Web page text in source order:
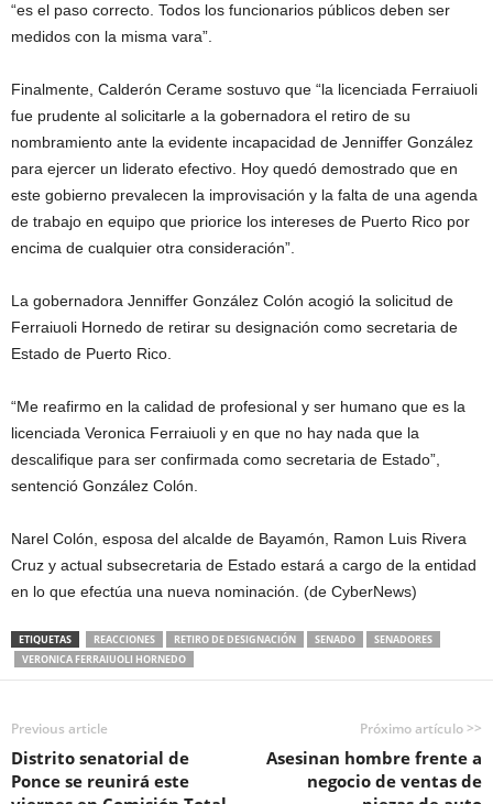
“es el paso correcto. Todos los funcionarios públicos deben ser
medidos con la misma vara”.
Finalmente, Calderón Cerame sostuvo que “la licenciada Ferraiuoli
fue prudente al solicitarle a la gobernadora el retiro de su
nombramiento ante la evidente incapacidad de Jenniffer González
para ejercer un liderato efectivo. Hoy quedó demostrado que en
este gobierno prevalecen la improvisación y la falta de una agenda
de trabajo en equipo que priorice los intereses de Puerto Rico por
encima de cualquier otra consideración”.
La gobernadora Jenniffer González Colón acogió la solicitud de
Ferraiuoli Hornedo de retirar su designación como secretaria de
Estado de Puerto Rico.
“Me reafirmo en la calidad de profesional y ser humano que es la
licenciada Veronica Ferraiuoli y en que no hay nada que la
descalifique para ser confirmada como secretaria de Estado”,
sentenció González Colón.
Narel Colón, esposa del alcalde de Bayamón, Ramon Luis Rivera
Cruz y actual subsecretaria de Estado estará a cargo de la entidad
en lo que efectúa una nueva nominación. (de CyberNews)
ETIQUETAS REACCIONES RETIRO DE DESIGNACIÓN SENADO
SENADORES
VERONICA FERRAIUOLI HORNEDO
Previous article
Distrito senatorial de
Ponce se reunirá este
Próximo artículo >>
Asesinan hombre frente a
negocio de ventas de